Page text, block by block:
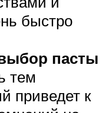
быстро
пасты
тем
приведет к